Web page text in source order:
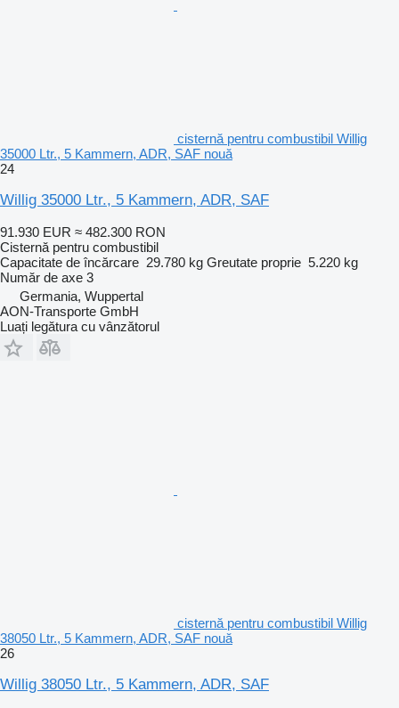
cisternă pentru combustibil Willig
35000 Ltr., 5 Kammern, ADR, SAF nouă
24
Willig 35000 Ltr., 5 Kammern, ADR, SAF
91.930 EUR ≈ 482.300 RON
Cisternă pentru combustibil
Capacitate de încărcare 29.780 kg Greutate proprie 5.220 kg
Număr de axe 3
Germania, Wuppertal
AON-Transporte GmbH
Luați legătura cu vânzătorul
cisternă pentru combustibil Willig
38050 Ltr., 5 Kammern, ADR, SAF nouă
26
Willig 38050 Ltr., 5 Kammern, ADR, SAF